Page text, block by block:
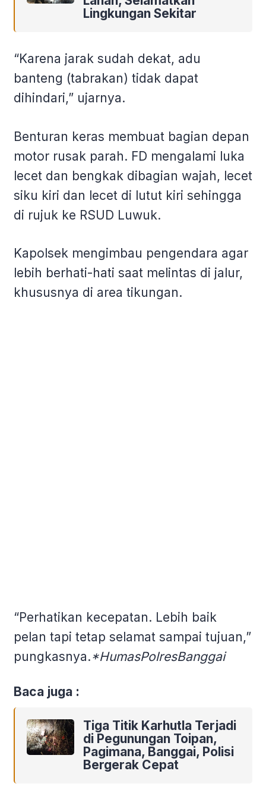
Lingkungan Sekitar
“Karena jarak sudah dekat, adu
banteng (tabrakan) tidak dapat
dihindari,” ujarnya.
Benturan keras membuat bagian depan
motor rusak parah. FD mengalami luka
lecet dan bengkak dibagian wajah, lecet
siku kiri dan lecet di lutut kiri sehingga
di rujuk ke RSUD Luwuk.
Kapolsek mengimbau pengendara agar
lebih berhati-hati saat melintas di jalur,
khususnya di area tikungan.
“Perhatikan kecepatan. Lebih baik
pelan tapi tetap selamat sampai tujuan,”
pungkasnya.*HumasPolresBanggai
Baca juga :
Tiga Titik Karhutla Terjadi
di Pegunungan Toipan,
Pagimana, Banggai, Polisi
Bergerak Cepat